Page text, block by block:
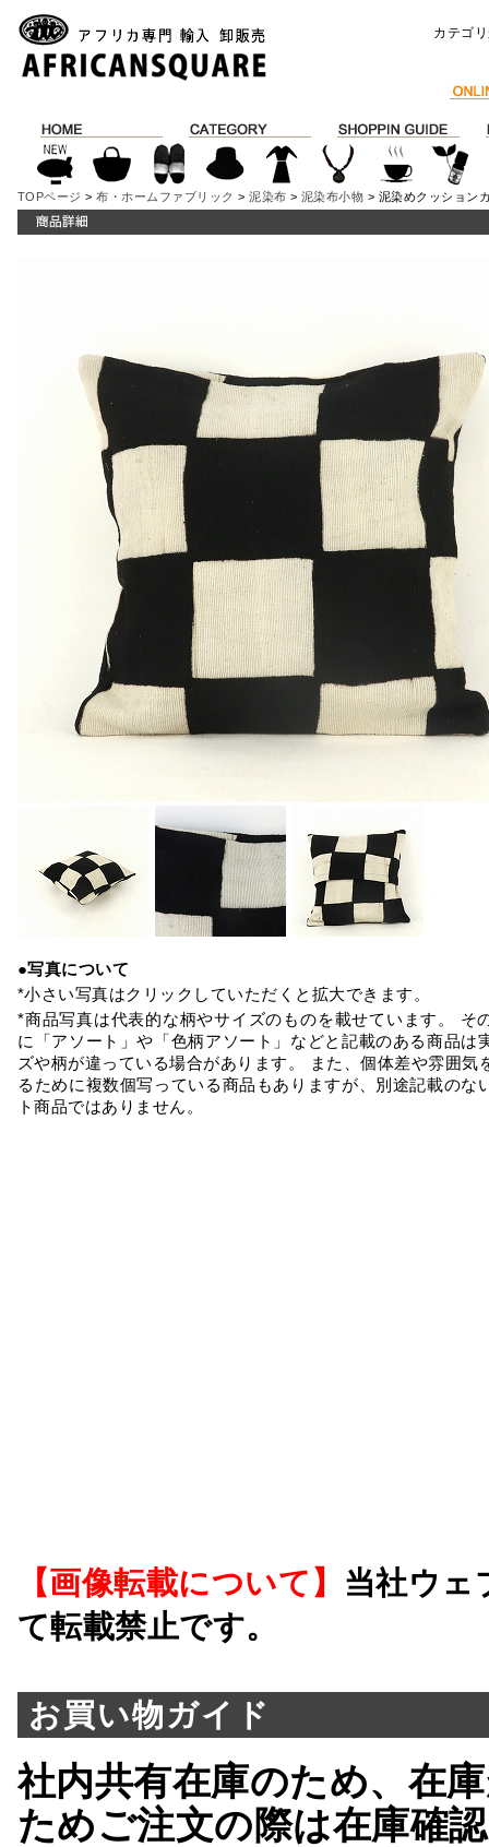
カテゴ
TOPページ >布・ホームファブリック >泥染布 > 泥染布小物 > 泥染めクッション
●写真について
*小さい写真はクリックしていただくと拡大できます。
*商品写真は代表的な柄やサイズのものを載せています。 そ
に「アソート」や「色柄アソート」などと記載のある商品は
ズや柄が違っている場合があります。 また、個体差や雰囲気
るために複数個写っている商品もありますが、別途記載のな
ト商品ではありません。
【画像転載について】 当社ウェ
て転載禁止です。
お買い物ガイド
社内共有在庫のため、在
ためご注文の際は在庫確